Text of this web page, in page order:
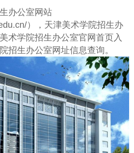
办公室网站
），天津美术学院招生办
术学院招生办公室官网首页入
招生办公室网址信息查询。